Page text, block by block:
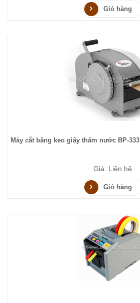
Giỏ hàng
Máy cắt băng keo giấy thấm nước BP-333
Giá: Liên hệ
Giỏ hàng